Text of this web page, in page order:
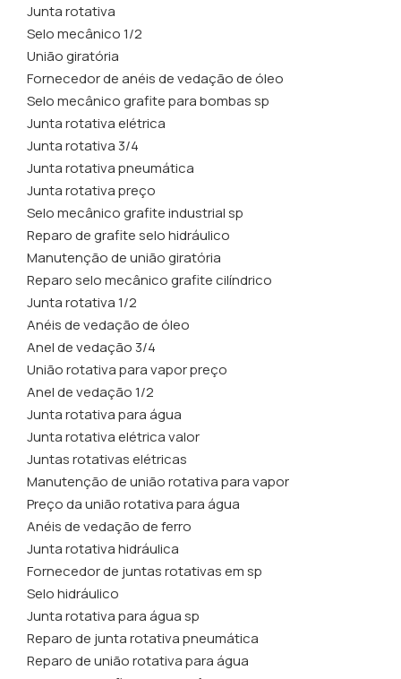
Junta rotativa
Selo mecânico 1/2
União giratória
Fornecedor de anéis de vedação de óleo
Selo mecânico grafite para bombas sp
Junta rotativa elétrica
Junta rotativa 3/4
Junta rotativa pneumática
Junta rotativa preço
Selo mecânico grafite industrial sp
Reparo de grafite selo hidráulico
Manutenção de união giratória
Reparo selo mecânico grafite cilíndrico
Junta rotativa 1/2
Anéis de vedação de óleo
Anel de vedação 3/4
União rotativa para vapor preço
Anel de vedação 1/2
Junta rotativa para água
Junta rotativa elétrica valor
Juntas rotativas elétricas
Manutenção de união rotativa para vapor
Preço da união rotativa para água
Anéis de vedação de ferro
Junta rotativa hidráulica
Fornecedor de juntas rotativas em sp
Selo hidráulico
Junta rotativa para água sp
Reparo de junta rotativa pneumática
Reparo de união rotativa para água